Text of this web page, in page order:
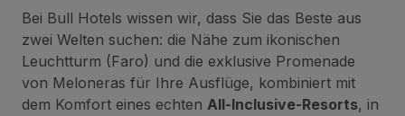
Bei Bull Hotels wissen wir, dass Sie das Beste aus
zwei Welten suchen: die Nähe zum ikonischen
Leuchtturm (Faro) und die exklusive Promenade
von Meloneras für Ihre Ausflüge, kombiniert mit
dem Komfort eines echten All-Inclusive-Resorts, in